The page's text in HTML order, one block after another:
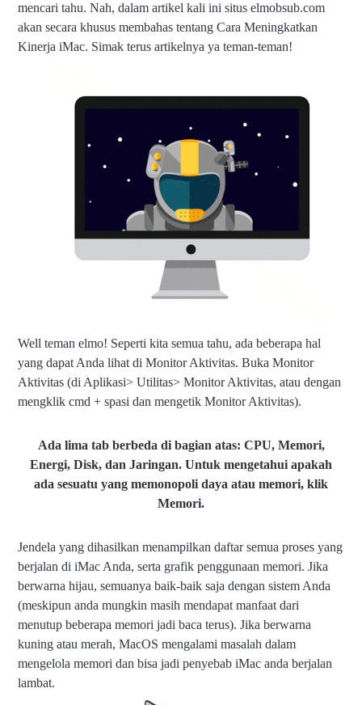
mencari tahu. Nah, dalam artikel kali ini situs elmobsub.com
akan secara khusus membahas tentang Cara Meningkatkan
Kinerja iMac. Simak terus artikelnya ya teman-teman!
Well teman elmo! Seperti kita semua tahu, ada beberapa hal
yang dapat Anda lihat di Monitor Aktivitas. Buka Monitor
Aktivitas (di Aplikasi> Utilitas> Monitor Aktivitas, atau dengan
mengklik cmd + spasi dan mengetik Monitor Aktivitas).
Ada lima tab berbeda di bagian atas: CPU, Memori,
Energi, Disk, dan Jaringan. Untuk mengetahui apakah
ada sesuatu yang memonopoli daya atau memori, klik
Memori.
Jendela yang dihasilkan menampilkan daftar semua proses yang
berjalan di iMac Anda, serta grafik penggunaan memori. Jika
berwarna hijau, semuanya baik-baik saja dengan sistem Anda
(meskipun anda mungkin masih mendapat manfaat dari
menutup beberapa memori jadi baca terus). Jika berwarna
kuning atau merah, MacOS mengalami masalah dalam
mengelola memori dan bisa jadi penyebab iMac anda berjalan
lambat.